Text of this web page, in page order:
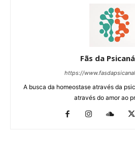
Fãs da
https://
A busca da homeostase através da
através do amor ao